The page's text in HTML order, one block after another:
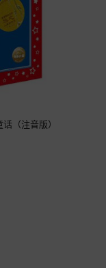
（注音版）